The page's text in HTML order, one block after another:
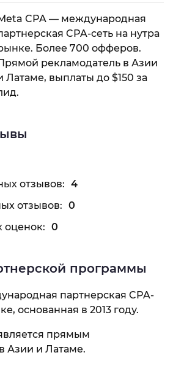
CPA — международная
CPA-сеть на нутра
Более 700 офферов.
рекламодатель в Азии
Латаме, выплаты до $150 за
отзывов: 4
отзывов: 0
оценок: 0
программы
партнерская CPA-
основанная в 2013 году.
прямым
Азии и Латаме.